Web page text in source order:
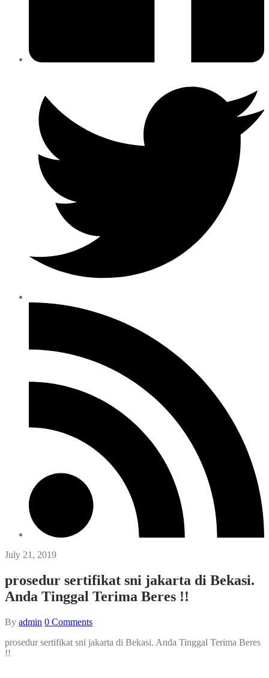
July 21, 2019
prosedur sertifikat sni jakarta di Bekasi.
Anda Tinggal Terima Beres !!
By admin 0 Comments
prosedur sertifikat sni jakarta di Bekasi. Anda Tinggal Terima Beres
!!